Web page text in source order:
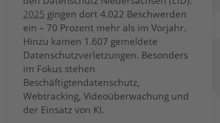
2025 gingen dort 4.022 Beschwerden
ein – 70 Prozent mehr als im Vorjahr.
Hinzu kamen 1.607 gemeldete
Datenschutzverletzungen. Besonders
im Fokus stehen
Beschäftigtendatenschutz,
Webtracking, Videoüberwachung und
der Einsatz von KI.